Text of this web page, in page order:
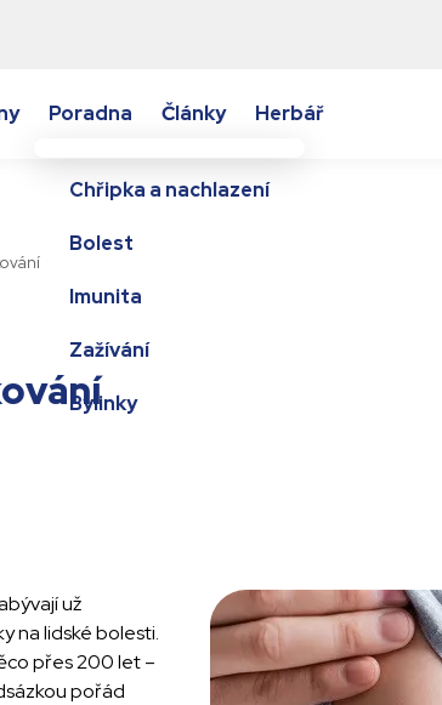
Poradna
Chřipka a nachlazení
Bolest
Imunita
Zažívání
Bylinky
Články Herbář
už
na lidské bolesti.
přes 200 let –
pořád